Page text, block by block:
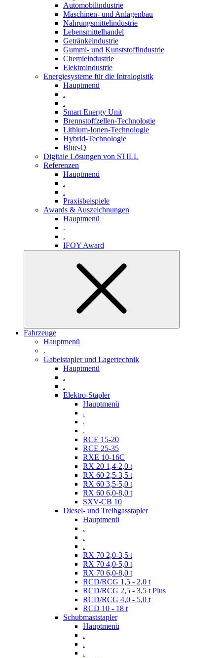
Automobilindustrie
Maschinen- und Anlagenbau
Nahrungsmittelindustrie
Lebensmittelhandel
Getränkeindustrie
Gummi­- und Kunststoffindustrie
Chemieindustrie
Elektroindustrie
Energiesysteme für die Intralogistik
Hauptmenü
.
.
Smart Energy Unit
Brennstoffzellen-Technologie
Lithium-Ionen-Technologie
Hybrid-Technologie
Blue-Q
Digitale Lösungen von STILL
Referenzen
Hauptmenü
.
.
Praxisbeispiele
Awards & Auszeichnungen
Hauptmenü
.
.
IFOY Award
Fahrzeuge
Hauptmenü
.
Gabelstapler und Lagertechnik
Hauptmenü
.
.
Elektro-Stapler
Hauptmenü
.
.
.
RCE 15-20
RCE 25-35
RXE 10-16C
RX 20 1,4-2,0 t
RX 60 2,5-3,5 t
RX 60 3,5-5,0 t
RX 60 6,0-8,0 t
SXV-CB 10
Diesel- und Treibgasstapler
Hauptmenü
.
.
.
RX 70 2,0-3,5 t
RX 70 4,0-5,0 t
RX 70 6,0-8,0 t
RCD/RCG 1,5 - 2,0 t
RCD/RCG 2,5 - 3,5 t Plus
RCD/RCG 4,0 - 5,0 t
RCD 10 - 18 t
Schubmaststapler
Hauptmenü
.
.
.